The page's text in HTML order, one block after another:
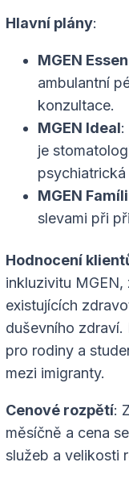
Hlavní plány:
MGEN
ambulantní
konzultace.
MGEN Ideal:
je
psychiatrická
MGEN
slevami při
Hodnocení
inkluzivitu
existujících
duševního
pro rodiny a
mezi imigranty.
Cenové rozpětí:
měsíčně a cena
služeb a velikosti